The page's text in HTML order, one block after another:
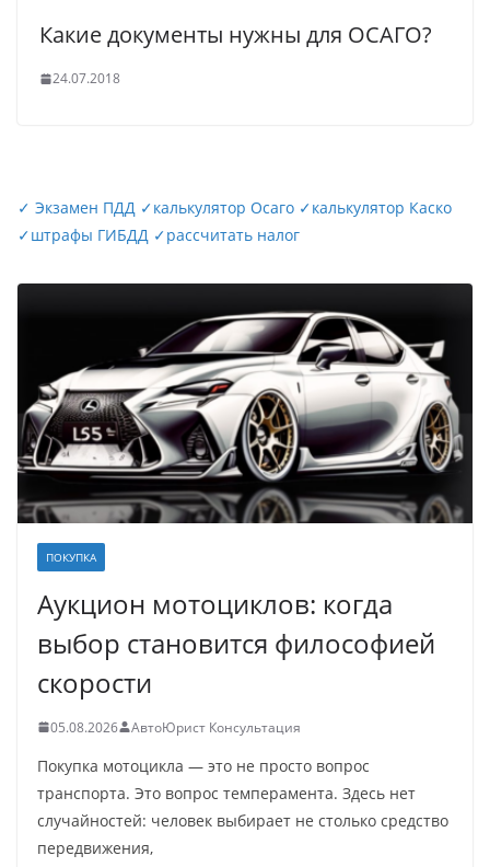
Какие документы нужны для ОСАГО?
24.07.2018
✓ Экзамен ПДД ✓калькулятор Осаго ✓калькулятор Каско
✓штрафы ГИБДД ✓рассчитать налог
ПОКУПКА
Аукцион мотоциклов: когда
выбор становится философией
скорости
05.08.2026 АвтоЮрист Консультация
Покупка мотоцикла — это не просто вопрос
транспорта. Это вопрос темперамента. Здесь нет
случайностей: человек выбирает не столько средство
передвижения,